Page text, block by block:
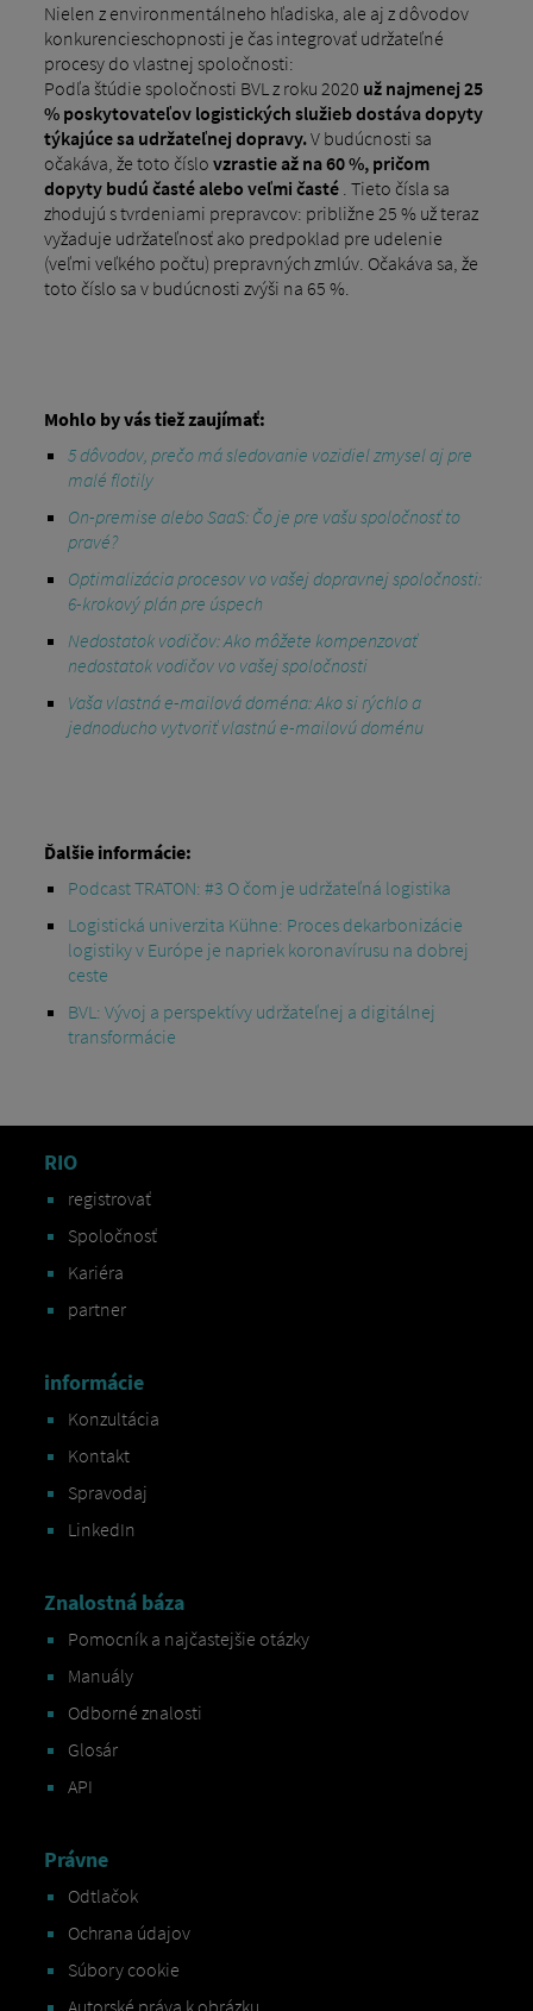
Nielen z environmentálneho hľadiska, ale aj z dôvodov
konkurencieschopnosti je čas integrovať udržateľné
procesy do vlastnej spoločnosti:
Podľa štúdie spoločnosti BVL z roku 2020 už najmenej 25
% poskytovateľov logistických služieb dostáva dopyty
týkajúce sa udržateľnej dopravy.V budúcnosti sa
očakáva, že toto číslo vzrastie až na 60 %, pričom
dopyty budú časté alebo veľmi časté. Tieto čísla sa
zhodujú s tvrdeniami prepravcov: približne 25 % už teraz
vyžaduje udržateľnosť ako predpoklad pre udelenie
(veľmi veľkého počtu) prepravných zmlúv. Očakáva sa, že
toto číslo sa v budúcnosti zvýši na 65 %.
Mohlo by vás tiež zaujímať:
5 dôvodov, prečo má sledovanie vozidiel zmysel aj pre
malé flotily
On-premise alebo SaaS: Čo je pre vašu spoločnosť to
pravé?
Optimalizácia procesov vo vašej dopravnej spoločnosti:
6-krokový plán pre úspech
Nedostatok vodičov: Ako môžete kompenzovať
nedostatok vodičov vo vašej spoločnosti
Vaša vlastná e-mailová doména: Ako si rýchlo a
jednoducho vytvoriť vlastnú e-mailovú doménu
Ďalšie informácie:
Podcast TRATON: #3 O čom je udržateľná logistika
Logistická univerzita Kühne: Proces dekarbonizácie
logistiky v Európe je napriek koronavírusu na dobrej
ceste
BVL: Vývoj a perspektívy udržateľnej a digitálnej
transformácie
RIO
registrovať
Spoločnosť
Kariéra
partner
informácie
Konzultácia
Kontakt
Spravodaj
LinkedIn
Znalostná báza
Pomocník a najčastejšie otázky
Manuály
Odborné znalosti
Glosár
API
Právne
Odtlačok
Ochrana údajov
Súbory cookie